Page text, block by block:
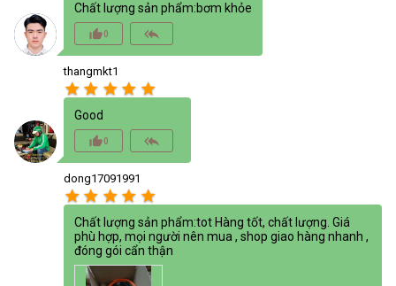
Chất lượng sản phẩm:bơm khỏe
thumb_up_alt0 reply_all
thangmkt1
star star star star star
Good
thumb_up_alt0 reply_all
dong17091991
star star star star star
Chất lượng sản phẩm:tot Hàng tốt, chất lượng. Giá
phù hợp, mọi người nên mua , shop giao hàng nhanh ,
đóng gói cẩn thận